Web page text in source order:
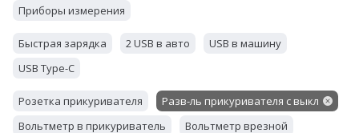
Приборы измерения
Быстрая зарядка 2 USB в авто
USB в машину
USB Type-C
Розетка прикуривателя
Разв-ль прикуривателя с выкл
Вольтметр в прикуриватель
Вольтметр врезной